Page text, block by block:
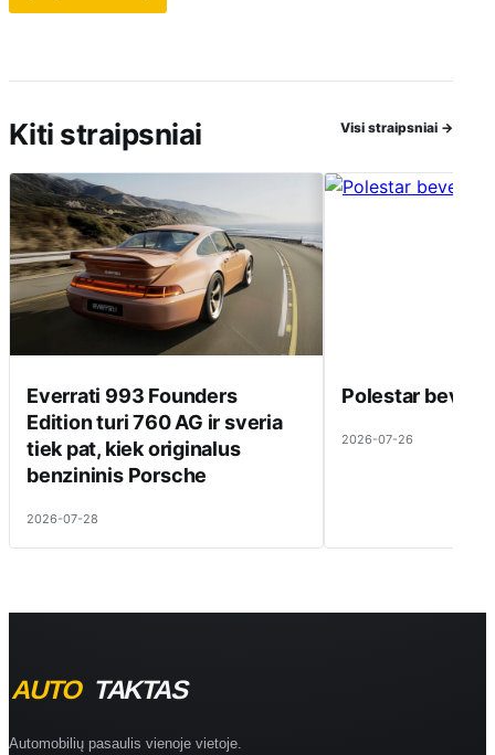
Kiti straipsniai Visi straipsniai →
Everrati 993 Founders
Edition turi 760 AG ir sveria
tiek pat, kiek originalus
benzininis Porsche
2026-07-28
Polestar beveik
2026-07-26
Automobilių pasaulis vienoje vietoje.